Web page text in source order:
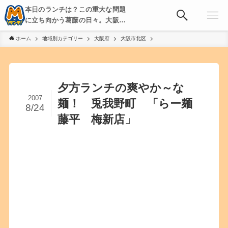
本日のランチは？この重大な問題
に立ち向かう葛藤の日々。大阪・
京都・神戸を中心とした食べ歩
き、飲み歩きを綴る。
ホーム 地域別カテゴリー 大阪府 大阪市北区
夕方ランチの爽やか～な
麺！ 兎我野町 「らー麺
藤平 梅新店」
2007
8/24